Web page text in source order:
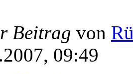
Beitrag von
09:49